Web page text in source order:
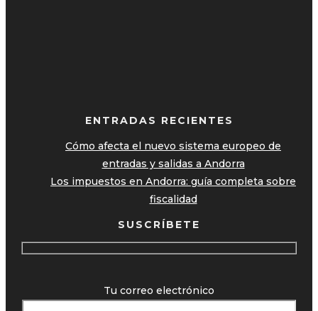
ENTRADAS RECIENTES
Cómo afecta el nuevo sistema europeo de
entradas y salidas a Andorra
Los impuestos en Andorra: guía completa sobre
fiscalidad
SUSCRÍBETE
Tu correo electrónico